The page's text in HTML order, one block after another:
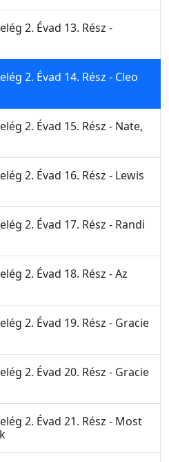
2. Évad 13. Rész -
2. Évad 14. Rész - Cleo
2. Évad 15. Rész - Nate,
2. Évad 16. Rész - Lewis
2. Évad 17. Rész - Randi
2. Évad 18. Rész - Az
2. Évad 19. Rész - Gracie
2. Évad 20. Rész - Gracie
2. Évad 21. Rész - Most